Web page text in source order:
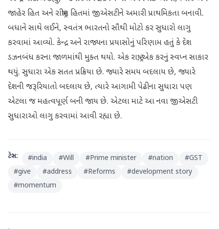
જાહેર હિત અને રાષ્ટ્રીય હિતમાં જીએસટીને અમારી પ્રાથમિકતા બનાવી.
બધાને સાથે લઈને, સ્વતંત્ર ભારતનો સૌથી મોટો કર સુધારો લાગુ
કરવામાં આવ્યો. કેન્દ્ર અને રાજ્યના પ્રયાસોનું પરિણામ હતું કે દેશ
ડઝનબંધ કરના જાળમાંથી મુક્ત થયો. એક રાષ્ટ્ર, એક કરનું સ્વપ્ન સાકાર
થયું. સુધારા એક સતત પ્રક્રિયા છે. જ્યારે સમય બદલાય છે, જ્યારે
દેશની જરૂરિયાતો બદલાય છે, ત્યારે આગામી પેઢીના સુધારા પણ
એટલા જ મહત્વપૂર્ણ બની જાય છે. એટલા માટે આ નવા જીએસટી
સુધારાઓ લાગુ કરવામાં આવી રહ્યા છે.
ટેગ્સ: #india #Will #Prime minister #nation #GST
#give #address #Reforms #development story
#momentum